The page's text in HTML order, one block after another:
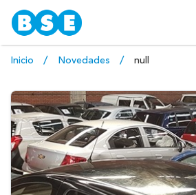
Inicio Novedades null